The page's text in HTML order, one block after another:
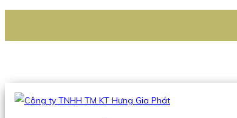
Hotline:0938 336 079